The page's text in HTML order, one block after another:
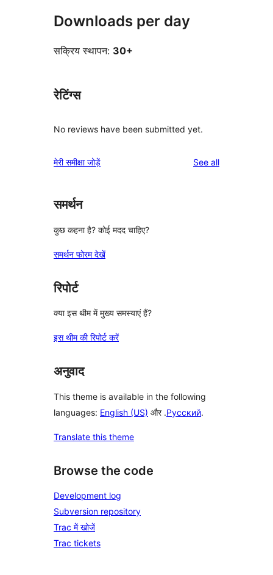
Downloads per day
सक्रिय स्थापन: 30+
रेटिंग्स
No reviews have been submitted yet.
मेरी समीक्षा जोड़ें See allreviews
समर्थन
कुछ कहना है? कोई मदद चाहिए?
समर्थन फोरम देखें
रिपोर्ट
क्या इस थीम में मुख्य समस्याएं हैं?
इस थीम की रिपोर्ट करें
अनुवाद
This theme is available in the following
languages: English (US) और .Русский.
Translate this theme
Browse the code
Development log
Subversion repository
Trac में खोजें
Trac tickets